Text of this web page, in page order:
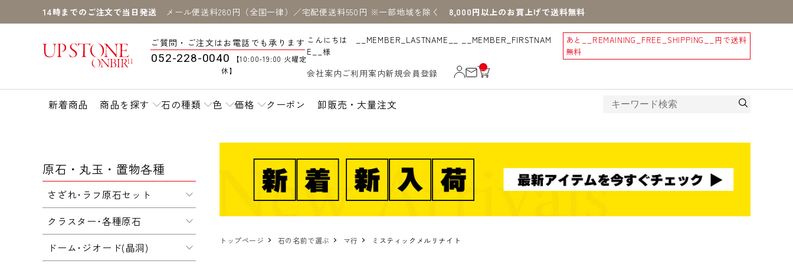
14時までのご注文で当日発送 メール便送料280円（全国一律）／宅配便送料550円 ※一部地域を除く 8,000円以上のお買上げで送料無料
ご質問・ご注文はお電話でも承ります
052-228-0040
【10:00-19:00 火曜定
休】
こんにちは __MEMBER_LASTNAME__ __MEMBER_FIRSTNAM
E__様
あと __REMAINING_FREE_SHIPPING__
円で送料
無料
会社案内 ご利用案内新規会員登録
__
IT
_C
新着商品 商品を探す 石の種類 色 価格 クーポン 卸販売・大量注文
トップページ 石の名前で選ぶ マ行 ミスティックメルリナイト
原石・丸玉・置物各種
さざれ･ラフ原石セット
クラスター･各種原石
ドーム･ジオード(晶洞)